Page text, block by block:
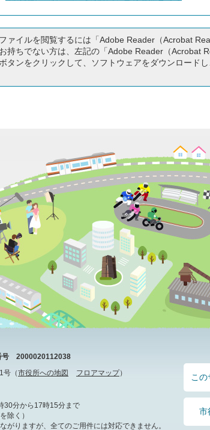
ァイルを閲覧するには「Adobe Reader（Acrobat
持ちでない方は、左記の「Adobe Reader（Acrobat
タンをクリックして、ソフトウェアをダウンロード
号 2000020112038
号（市役所への地図 フロアマップ）
30分から17時15分まで
除く）
がりますが、全てのご用件には対応できません。
こ
市